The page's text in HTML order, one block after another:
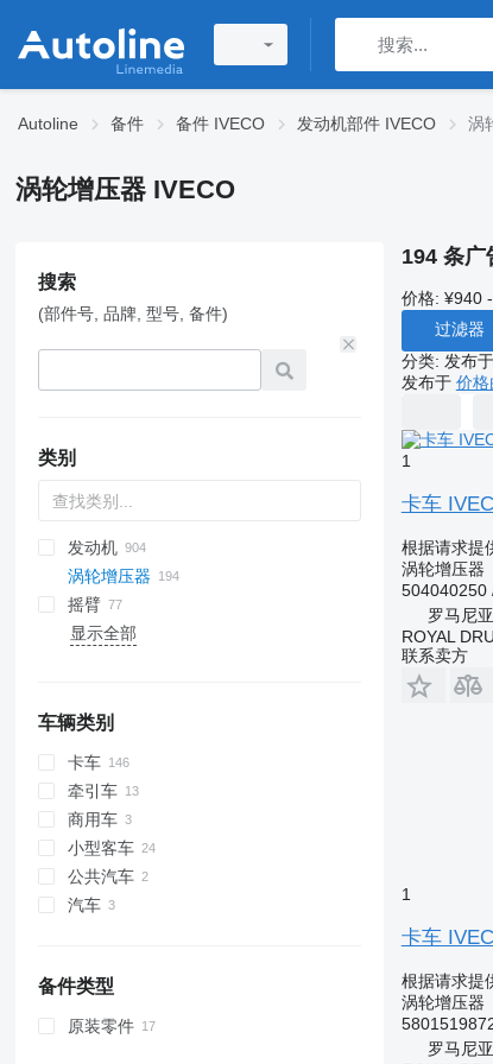
Autoline 备件 备件 IVECO 发动机部件 IVECO 涡
涡轮增压器 IVECO
搜索
(部件号, 品牌, 型号, 备件)
类别
发动机
涡轮增压器
摇臂
显示全部
车辆类别
卡车
牵引车
商用车
小型客车
公共汽车
汽车
备件类型
原装零件
194 条广
价格: ¥940
过滤器
分类: 发布于
发布于 价格
1
卡车
根据请求提
涡轮增压器
504040250
罗马尼
ROYAL
联系卖方
1
卡车
根据请求提
涡轮增压器
罗马尼